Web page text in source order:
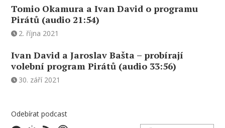
Tomio Okamura a Ivan David o programu
Pirátů (audio 21:54)
2. října 2021
Ivan David a Jaroslav Bašta – probírají
volební program Pirátů (audio 33:56)
30. září 2021
Odebírat podcast